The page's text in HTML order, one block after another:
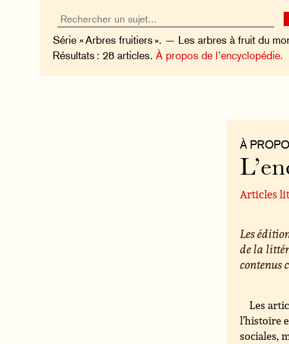
Série « Arbres fruitiers ». — Les arbres à fruit du
Résultats : 28 articles. À propos de l’encyclopédie.
À
Articles
Les
de la
contenus
Les
l’histoire
sociales,